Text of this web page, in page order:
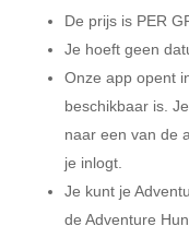
Tenerife
aantal
De prijs is PER
Je hoeft geen
Onze app opent
beschikbaar is.
naar een van de
je inlogt.
Je kunt je
de Adventure